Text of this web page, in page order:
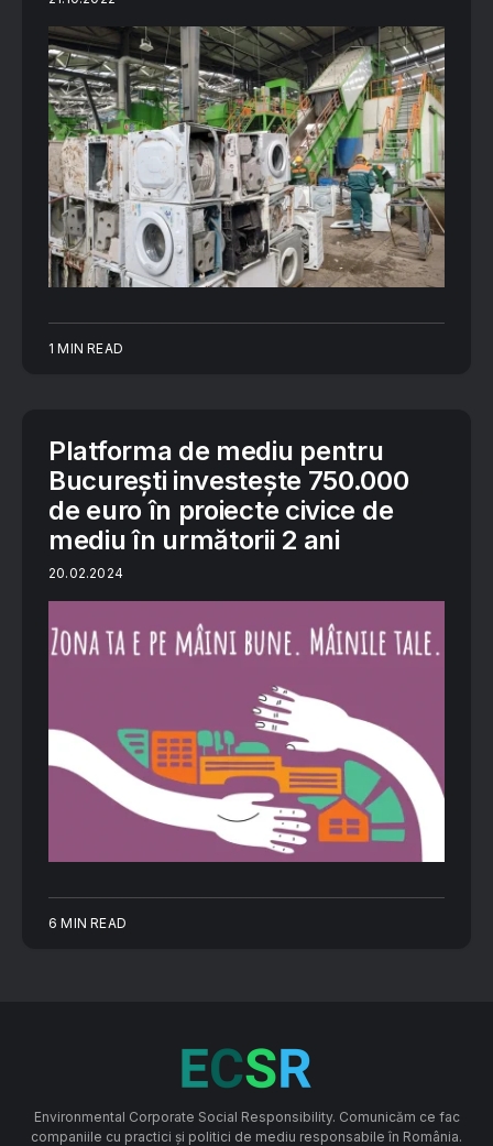
1 MIN READ
Platforma de mediu pentru
București investește 750.000
de euro în proiecte civice de
mediu în următorii 2 ani
20.02.2024
6 MIN READ
Environmental Corporate Social Responsibility. Comunicăm ce fac
companiile cu practici și politici de mediu responsabile în România.